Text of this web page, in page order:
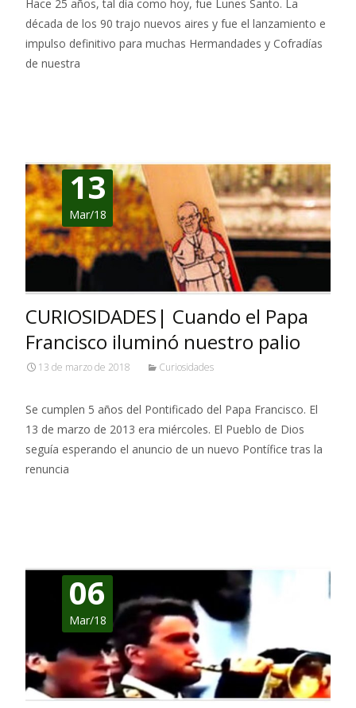
Hace 25 años, tal día como hoy, fue Lunes Santo. La
década de los 90 trajo nuevos aires y fue el lanzamiento e
impulso definitivo para muchas Hermandades y Cofradías
de nuestra
13
Mar/18
CURIOSIDADES| Cuando el Papa
Francisco iluminó nuestro palio
13 de marzo de 2018 Curiosidades
Se cumplen 5 años del Pontificado del Papa Francisco. El
13 de marzo de 2013 era miércoles. El Pueblo de Dios
seguía esperando el anuncio de un nuevo Pontífice tras la
renuncia
06
Mar/18